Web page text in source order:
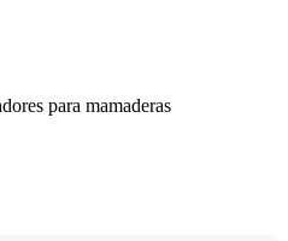
para mamaderas